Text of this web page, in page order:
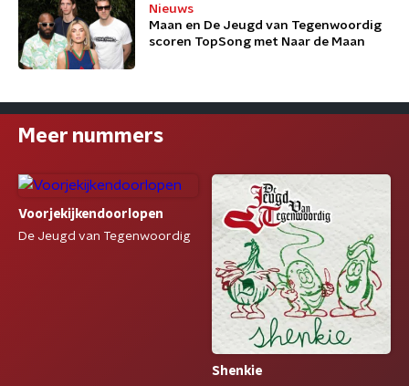
Nieuws
Maan en De Jeugd van Tegenwoordig
scoren TopSong met Naar de Maan
Meer nummers
Voorjekijkendoorlopen
De Jeugd van Tegenwoordig
Shenkie